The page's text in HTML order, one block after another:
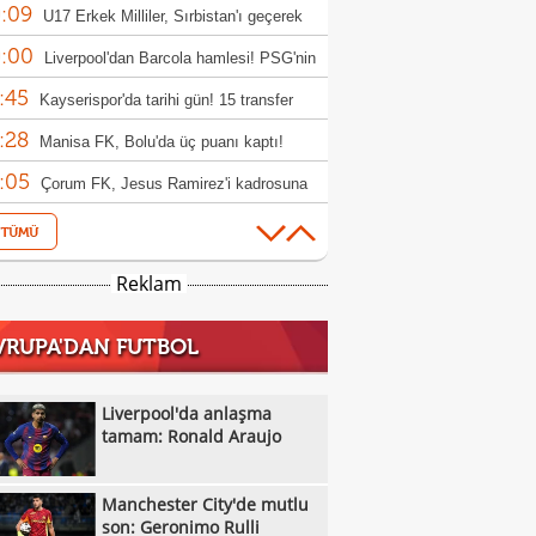
U17 Erkek Milliler, Sırbistan'ı geçerek
yükseldi!Liverpool'dan Barcola hamlesi! PSG'nin
dudak uçuklattı
Kayserispor'da tarihi gün! 15 transfer
Manisa FK, Bolu'da üç puanı kaptı!
Çorum FK, Jesus Ramirez'i kadrosuna
Fisnik Asllani'nin Leipzig'e transferi son
iptal oldu!
Erzurumspor, Ebosele ile anlaştı!
Fenerbahçe'ye müjdeli haber: Romelu
Manchester City'de mutlu son: Geronimo
Kıvanç Taşyaran ve Buğra Ünal, Avrupa
finale yükseldi
Altay, Tuna Üzümcü ile topbaşı yaptı
Reklam
FUTBOL
Liverpool'da anlaşma
tamam: Ronald Araujo
Manchester City'de mutlu
son: Geronimo Rulli